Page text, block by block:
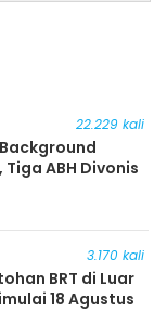
22.229 kali
ABH Divonis
3.170 kali
BRT di Luar
18 Agustus